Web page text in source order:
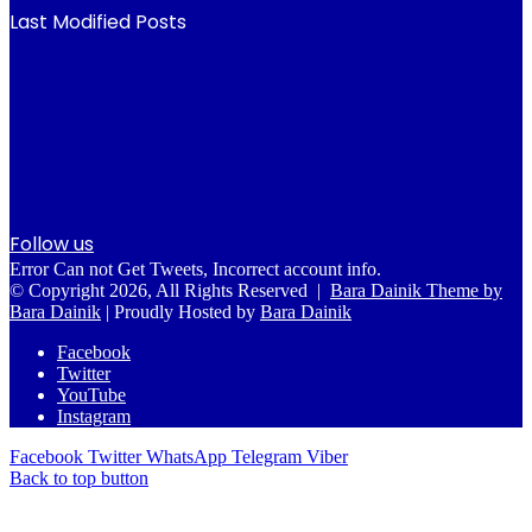
Last Modified Posts
Follow us
Error Can not Get Tweets, Incorrect account info.
© Copyright 2026, All Rights Reserved | Bara Dainik Theme by
Bara Dainik | Proudly Hosted by Bara Dainik
Facebook
Twitter
YouTube
Instagram
Facebook Twitter WhatsApp Telegram Viber
Back to top button